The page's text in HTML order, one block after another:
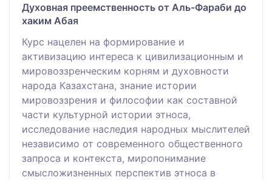
Духовная преемственность от Аль-Фараби до
хаким Абая
Курс нацелен на формирование и
активизацию интереса к цивилизационным и
мировоззренческим корням и духовности
народа Казахстана, знание истории
мировоззрения и философии как составной
части культурной истории этноса,
исследование наследия народных мыслителей
независимо от современного общественного
запроса и контекста, миропонимание
смысложизненных перспектив этноса в